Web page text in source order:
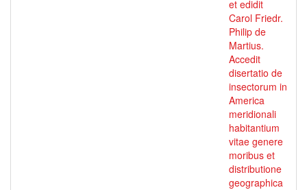
et edidit
Carol Friedr.
Philip de
Martius.
Accedit
disertatio de
insectorum in
America
meridionali
habitantium
vitae genere
moribus et
distributione
geographica